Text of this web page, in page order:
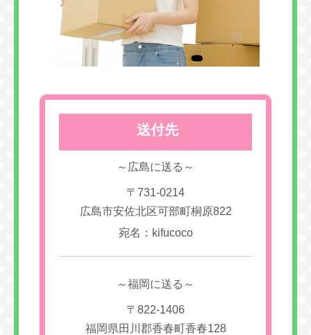
送付先
～広島に送る～
〒731-0214
広島市安佐北区可部町桐原822
宛名：kifucoco
～福岡に送る～
〒822-1406
福岡県田川郡香春町香春128